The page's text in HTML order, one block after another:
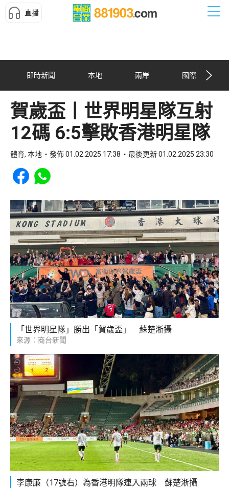
直播
即時新聞 本地 兩岸 國際
賀歲盃丨世界明星隊互射
12碼 6:5擊敗香港明星隊
體育, 本地 發佈 01.02.2025 17:38 最後更新 01.02.2025 23:30
Share to Facebook
Share to WhatsApp
「世界明星隊」勝出「賀歲盃」 蘇楚淅攝
來源：商台新聞
李康廉（17號右）為香港明隊連入兩球 蘇楚淅攝